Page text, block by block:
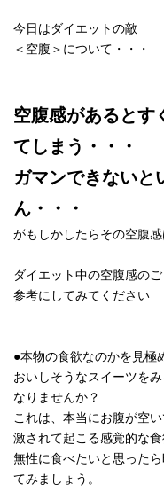
今日はダイエットの敵
＜空腹＞について・・・
空腹感があるとす
てしまう・・・
ガマンできないと
ん・・・
がもしかしたらその空腹
ダイエット中の空腹感の
参考にしてみてください
●本物の食欲なのかを見極
おいしそうなスイーツを
なりませんか？
これは、本当にお腹が空
激されて起こる感覚的な食
無性に食べたいと思った
てみましょう。